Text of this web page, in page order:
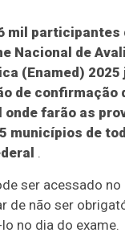
mil participantes
Nacional de
(Enamed) 2025
de confirmação
farão as
municípios de
.
ser acessado no
de não ser
no dia do exame.